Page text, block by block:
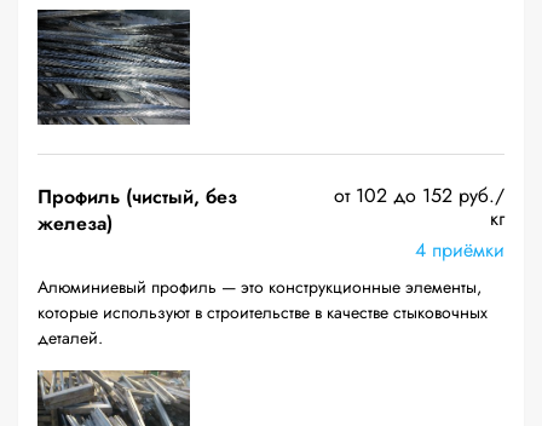
Профиль (чистый, без
железа)
от 102 до 152 руб./
кг
4 приёмки
Алюминиевый профиль — это конструкционные элементы,
которые используют в строительстве в качестве стыковочных
деталей.